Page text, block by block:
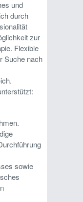
und
durch
zur
Flexible
Suche nach
sowie